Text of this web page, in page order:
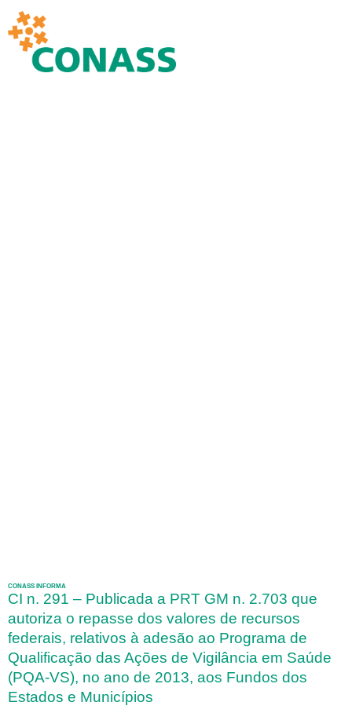
CONASS INFORMA
CI n. 291 – Publicada a PRT GM n. 2.703 que
autoriza o repasse dos valores de recursos
federais, relativos à adesão ao Programa de
Qualificação das Ações de Vigilância em Saúde
(PQA-VS), no ano de 2013, aos Fundos dos
Estados e Municípios